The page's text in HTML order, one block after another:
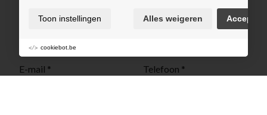
E-mail * Telefoon *
Toon instellingen Alles weigeren
cookiebot.be